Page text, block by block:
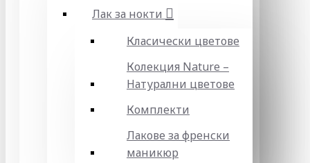
Лак за нокти
Класически цветове
Колекция Nature –
Натурални цветове
Комплекти
Лакове за френски
маникюр